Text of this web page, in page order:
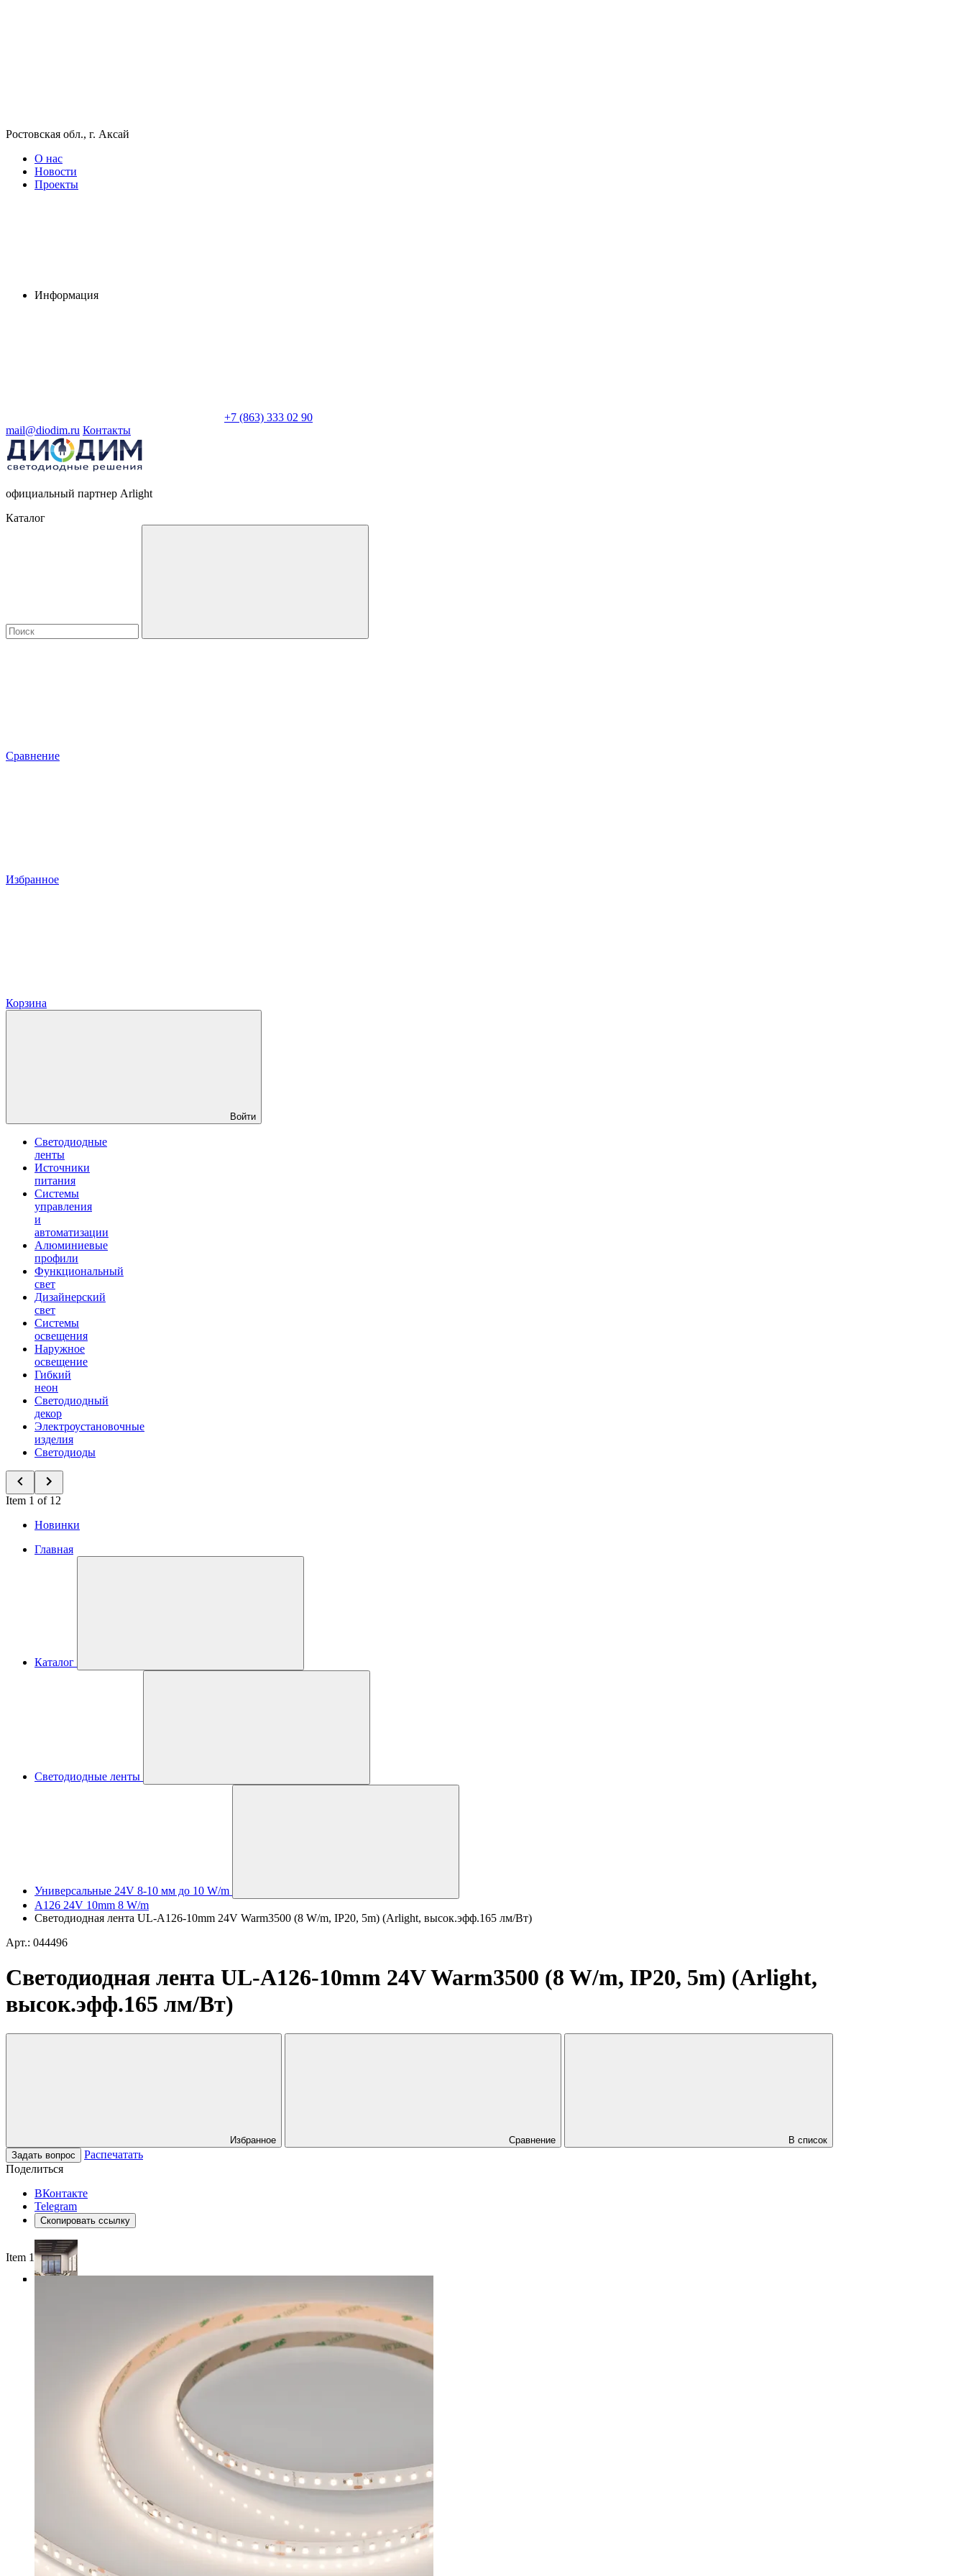
Ростовская обл., г. Аксай
О нас
Новости
Проекты
Информация
+7 (863) 333 02 90
mail@diodim.ru Контакты
официальный партнер Arlight
Каталог
Сравнение
Избранное
Корзина
Войти
Светодиодные
ленты
Источники
питания
Системы
управления
и
автоматизации
Алюминиевые
профили
Функциональный
свет
Дизайнерский
свет
Системы
освещения
Наружное
освещение
Гибкий
неон
Светодиодный
декор
Электроустановочные
изделия
Светодиоды
Item 1 of 12
Новинки
Главная
Каталог
Светодиодные ленты
Универсальные 24V 8-10 мм до 10 W/m
A126 24V 10mm 8 W/m
Светодиодная лента UL-A126-10mm 24V Warm3500 (8 W/m, IP20, 5m) (Arlight, высок.эфф.165 лм/Вт)
Арт.: 044496
Светодиодная лента UL-A126-10mm 24V Warm3500 (8 W/m, IP20, 5m) (Arlight,
высок.эфф.165 лм/Вт)
Избранное Сравнение
В список
Задать вопрос
Распечатать
Поделиться
ВКонтакте
Telegram
Скопировать ссылку
Item 1 of 4